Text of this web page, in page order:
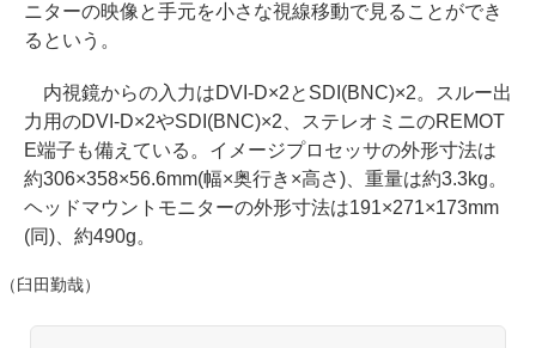
ニターの映像と手元を小さな視線移動で見ることができ
るという。
内視鏡からの入力はDVI-D×2とSDI(BNC)×2。スルー出
力用のDVI-D×2やSDI(BNC)×2、ステレオミニのREMOT
E端子も備えている。イメージプロセッサの外形寸法は
約306×358×56.6mm(幅×奥行き×高さ)、重量は約3.3kg。
ヘッドマウントモニターの外形寸法は191×271×173mm
(同)、約490g。
（臼田勤哉）